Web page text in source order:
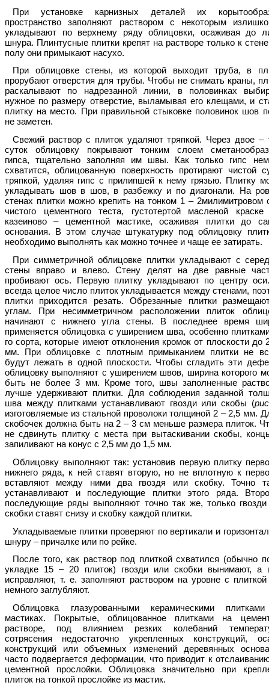
При установке карнизных деталей их
пространство заполняют раствором с некоторым
укладывают по верхнему ряду облицовки, осаживая до
шнура. Плинтусные плитки крепят на растворе только к
полу они примыкают насухо.
При облицовке стены, из которой выходит труба, в
прорубают отверстия для трубы. Чтобы не снимать краны,
раскалывают по надрезанной линии, в половинках
нужное по размеру отверстие, выламывая его клещами, и
плитку на место. При правильной стыковке половинок шов
не заметен.
Свежий раствор с плиток удаляют тряпкой. Через двое –
суток облицовку покрывают тонким слоем
гипса, тщательно заполняя им швы. Как только гипс
схватится, облицованную поверхность протирают чистой
тряпкой, удаляя гипс с прилипшей к нему грязью. Плитку
укладывать шов в шов, в разбежку и по диагонали. На
стенах плитки можно крепить на тонком 1 – 2милимитровом
чистого цементного теста, густотертой масленой
казеиново – цементной мастике, осаживая плитки до
основания. В этом случае штукатурку под облицовку
необходимо выполнять как можно точнее и чаще ее затирать.
При симметричной облицовке плитки укладывают с
стены вправо и влево. Стену делят на две равные
пробивают ось. Первую плитку укладывают по центру
всегда целое число плиток укладывается между стенами,
плитки приходится резать. Обрезанные плитки
углам. При несимметричном расположении плиток
начинают с нижнего угла стены. В последнее время
применяется облицовка с уширением шва, особенно
го сорта, которые имеют отклонения кромок от плоскости до
мм. При облицовке с плотным примыканием плитки не
будут лежать в одной плоскости. Чтобы сгладить эти
облицовку выполняют с уширением швов, ширина которого
быть не более 3 мм. Кроме того, швы заполненные
лучше удерживают плитки. Для соблюдения заданной
шва между плитками устанавливают гвозди или скобы (
изготовляемые из стальной проволоки толщиной 2 – 2,5 мм.
скобочек должна быть на 2 – 3 см меньше размера плиток.
не сдвинуть плитку с места при вытаскивании скобы,
запиливают на конус с 2,5 мм до 1,5 мм.
Облицовку выполняют так: установив первую плитку
нижнего ряда, к ней ставят вторую, но не вплотную к
вставляют между ними два гвоздя или скобку. Точно
устанавливают и последующие плитки этого ряда.
последующие ряды выполняют точно так же, только
скобки ставят снизу и скобку каждой плитки.
Укладываемые плитки проверяют по вертикали и
шнуру – причалке или по рейке.
После того, как раствор под плиткой схватился (обычно
укладке 15 – 20 плиток) гвозди или скобки вынимают, а
исправляют, т. е. заполняют раствором на уровне с
немного заглубляют.
Облицовка глазурованными керамическими
мастиках. Покрытые, облицованное плитками на
растворе, под влиянием резких колебаний
сотрясения недостаточно укрепленных конструкций,
конструкций или объемных изменений деревянных
часто подвергается деформации, что приводит к
цементной прослойки. Облицовка значительно при
плиток на тонкой прослойке из мастик.